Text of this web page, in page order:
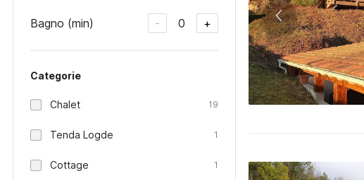
Bagno (min) - 0 +
Categorie
Chalet 19
Tenda Logde 1
Cottage 1